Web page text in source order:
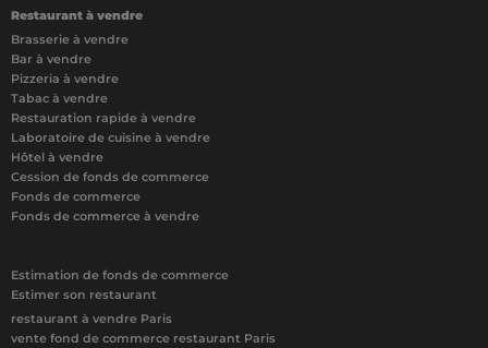
Restaurant à vendre
Brasserie à vendre
Bar à vendre
Pizzeria à vendre
Tabac à vendre
Restauration rapide à vendre
Laboratoire de cuisine à vendre
Hôtel à vendre
Cession de fonds de commerce
Fonds de commerce
Fonds de commerce à vendre
Estimation de fonds de commerce
Estimer son restaurant
restaurant à vendre Paris
vente fond de commerce restaurant Paris